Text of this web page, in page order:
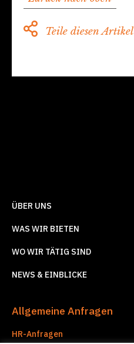
Teile diesen Artikel
ÜBER UNS
WAS WIR BIETEN
WO WIR TÄTIG SIND
NEWS & EINBLICKE
Allgemeine Anfragen
HR-Anfragen